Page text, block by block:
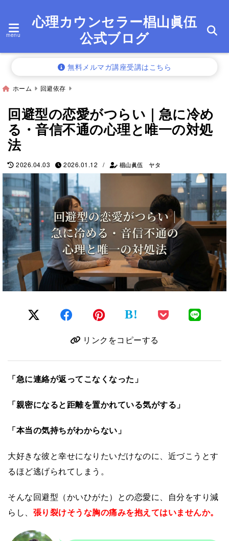
menu
心理カウンセラー椙山眞伍
公式ブログ
無料メルマガ講座受講はこちら
ホーム 回避依存
回避型の恋愛がつらい｜急に冷め
る・音信不通の心理と唯一の対処
法
2026.04.03 2026.01.12 / 椙山眞伍 ヤタ
B!
リンクをコピーする
「急に連絡が返ってこなくなった」
「親密になると距離を置かれている気がする」
「本当の気持ちがわからない」
大好きな彼と幸せになりたいだけなのに、近づこうとす
るほど逃げられてしまう。
そんな回避型（かいひがた）との恋愛に、自分をすり減
らし、 張り裂けそうな胸の痛みを抱えてはいませんか。